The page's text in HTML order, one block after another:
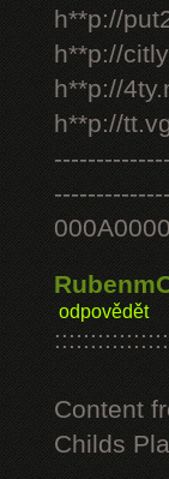
h**p://
h**p://
h**p://
h**p://
odpovědět
Content
Childs